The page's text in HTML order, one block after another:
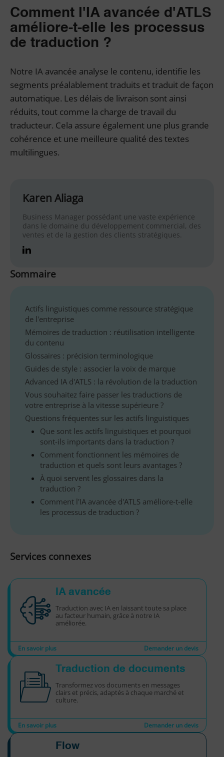
Comment l'IA avancée d'ATLS
améliore-t-elle les processus
de traduction ?
Notre IA avancée analyse le contenu, identifie les
segments préalablement traduits et traduit de façon
automatique. Les délais de livraison sont ainsi
réduits, tout comme la charge de travail du
traducteur. Cela assure également une plus grande
cohérence et une meilleure qualité des textes
multilingues.
Karen Aliaga
Business Manager possédant une vaste expérience
dans le domaine du développement commercial, des
ventes et de la gestion des clients stratégiques.
Sommaire
Actifs linguistiques comme ressource stratégique
de l'entreprise
Mémoires de traduction : réutilisation intelligente
du contenu
Glossaires : précision terminologique
Guides de style : associer la voix de marque
Advanced IA d'ATLS : la révolution de la traduction
Vous souhaitez faire passer les traductions de
votre entreprise à la vitesse supérieure ?
Questions fréquentes sur les actifs linguistiques
Que sont les actifs linguistiques et pourquoi
sont-ils importants dans la traduction ?
Comment fonctionnent les mémoires de
traduction et quels sont leurs avantages ?
À quoi servent les glossaires dans la
traduction ?
Comment l'IA avancée d'ATLS améliore-t-elle
les processus de traduction ?
Services connexes
IA avancée
Traduction avec IA en laissant toute sa place
au facteur humain, grâce à notre IA
améliorée.
En savoir plus Demander un devis
Traduction de documents
Transformez vos documents en messages
clairs et précis, adaptés à chaque marché et
culture.
En savoir plus Demander un devis
Flow